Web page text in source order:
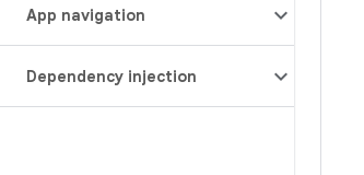
App navigation
Dependency injection